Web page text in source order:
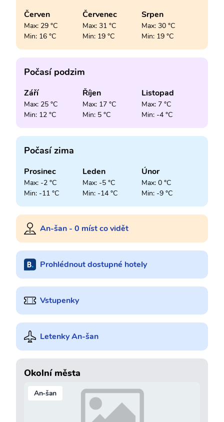
Červen
Max: 29 °C
Min: 16 °C
Červenec
Max: 31 °C
Min: 19 °C
Srpen
Max: 30 °C
Min: 19 °C
Počasí podzim
Září
Max: 25 °C
Min: 12 °C
Říjen
Max: 17 °C
Min: 5 °C
Listopad
Max: 7 °C
Min: -4 °C
Počasí zima
Prosinec
Max: -2 °C
Min: -11 °C
Leden
Max: -5 °C
Min: -14 °C
Únor
Max: 0 °C
Min: -9 °C
An-šan - 0 míst co vidět
Prohlédnout dostupné hotely
Vstupenky
Letenky An-šan
Okolní města
An-šan